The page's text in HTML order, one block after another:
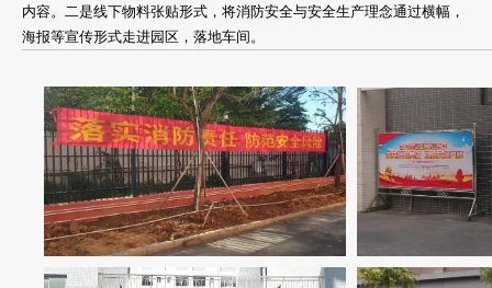
内容。二是线下物料张贴形式，将消防安全与安全生产理念通过横幅，
海报等宣传形式走进园区，落地车间。